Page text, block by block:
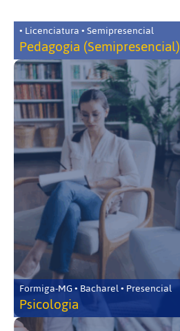
• Licenciatura • Semipresencial
Pedagogia (Semipresencial)
Formiga-MG • Bacharel • Presencial
Psicologia